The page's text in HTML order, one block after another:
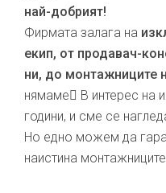
най-добрият!
Фирмата залага на
екип, от продавач-
ни, до монтажниците
нямаме В интерес на
години, и сме се
Но едно можем да
наистина